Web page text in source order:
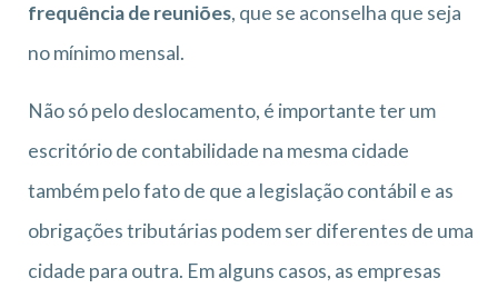
frequência de reuniões, que se aconselha que seja
no mínimo mensal.
Não só pelo deslocamento, é importante ter um
escritório de contabilidade na mesma cidade
também pelo fato de que a legislação contábil e as
obrigações tributárias podem ser diferentes de uma
cidade para outra. Em alguns casos, as empresas